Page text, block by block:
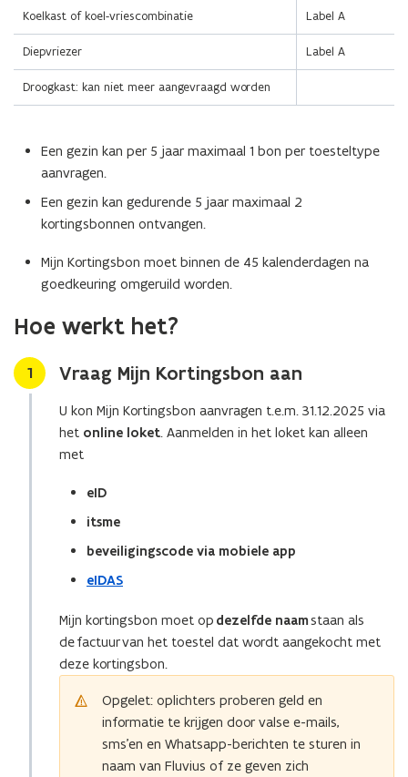
Koelkast of koel-vriescombinatie Label A
Diepvriezer Label A
Droogkast: kan niet meer aangevraagd worden
Een gezin kan per 5 jaar maximaal 1 bon per toesteltype
aanvragen.
Een gezin kan gedurende 5 jaar maximaal 2
kortingsbonnen ontvangen.
Mijn Kortingsbon moet binnen de 45 kalenderdagen na
goedkeuring omgeruild worden.
Hoe werkt het?
Stap
1 Vraag Mijn Kortingsbon aan
U kon Mijn Kortingsbon aanvragen t.e.m. 31.12.2025 via
het online loket . Aanmelden in het loket kan alleen
met
eID
itsme
beveiligingscode via mobiele app
eIDAS
Mijn kortingsbon moet op dezelfde naamstaan als
de factuur van het toestel dat wordt aangekocht met
deze kortingsbon.
Opgelet: oplichters proberen geld en
informatie te krijgen door valse e-mails,
sms’en en Whatsapp-berichten te sturen in
naam van Fluvius of ze geven zich